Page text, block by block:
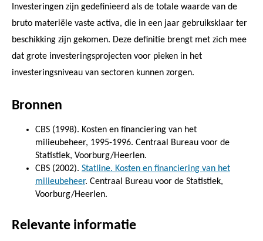
Investeringen zijn gedefinieerd als de totale waarde van de
bruto materiële vaste activa, die in een jaar gebruiksklaar ter
beschikking zijn gekomen. Deze definitie brengt met zich mee
dat grote investeringsprojecten voor pieken in het
investeringsniveau van sectoren kunnen zorgen.
Bronnen
CBS (1998). Kosten en financiering van het
milieubeheer, 1995-1996. Centraal Bureau voor de
Statistiek, Voorburg/Heerlen.
CBS (2002). Statline. Kosten en financiering van het
milieubeheer. Centraal Bureau voor de Statistiek,
Voorburg/Heerlen.
Relevante informatie